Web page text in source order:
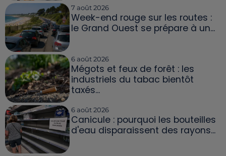
7 août 2026
Week-end rouge sur les routes :
le Grand Ouest se prépare à un...
6 août 2026
Mégots et feux de forêt : les
industriels du tabac bientôt
taxés...
6 août 2026
Canicule : pourquoi les bouteilles
d'eau disparaissent des rayons...